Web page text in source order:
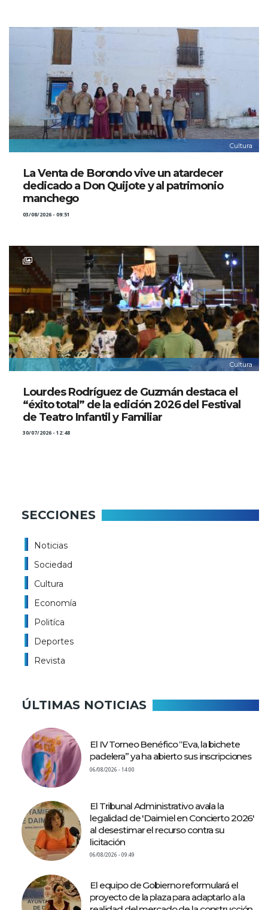
Cultura
La Venta de Borondo vive un atardecer
dedicado a Don Quijote y al patrimonio
manchego
03/08/2026 - 09:51
Cultura
Lourdes Rodríguez de Guzmán destaca el
“éxito total” de la edición 2026 del Festival
de Teatro Infantil y Familiar
30/07/2026 - 12:48
SECCIONES
Noticias
Sociedad
Cultura
Economía
Politíca
Deportes
Revista
ÚLTIMAS NOTICIAS
El IV Torneo Benéfico “Eva, la bichete
padelera” ya ha abierto sus inscripciones
06/08/2026 - 14:00
El Tribunal Administrativo avala la
legalidad de 'Daimiel en Concierto 2026'
al desestimar el recurso contra su
licitación
06/08/2026 - 09:49
El equipo de Gobierno reformulará el
proyecto de la plaza para adaptarlo a la